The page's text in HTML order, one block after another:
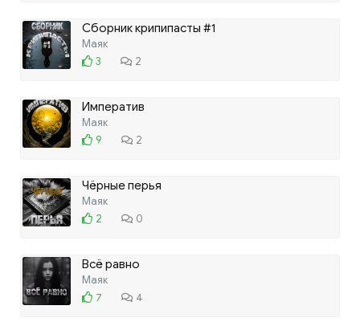
Сборник крипипасты #1
Маяк
3
2
Императив
Маяк
9
2
Чёрные перья
Маяк
2
0
Всё равно
Маяк
7
4